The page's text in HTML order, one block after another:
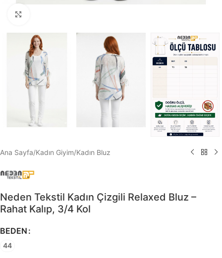
Ana Sayfa/Kadın Giyim/Kadın Bluz
Neden Tekstil Kadın Çizgili Relaxed Bluz –
Rahat Kalıp, 3/4 Kol
BEDEN
44